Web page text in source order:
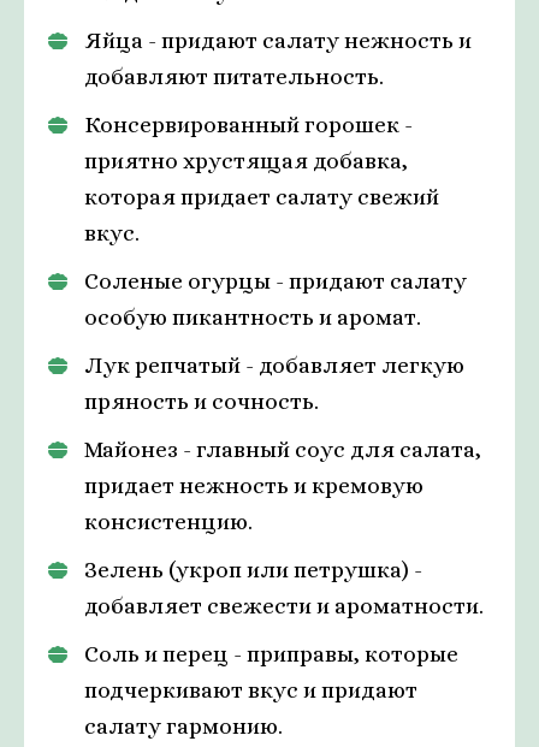
Яйца - придают салату нежность и
добавляют питательность.
Консервированный горошек -
приятно хрустящая добавка,
которая придает салату свежий
вкус.
Соленые огурцы - придают салату
особую пикантность и аромат.
Лук репчатый - добавляет легкую
пряность и сочность.
Майонез - главный соус для салата,
придает нежность и кремовую
консистенцию.
Зелень (укроп или петрушка) -
добавляет свежести и ароматности.
Соль и перец - приправы, которые
подчеркивают вкус и придают
салату гармонию.